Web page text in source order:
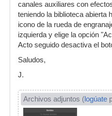
canales auxiliares con
teniendo la biblioteca abierta
icono de la rueda de
izquierda y elige la opción
Acto seguido desactiva el
Saludos,
J.
Archivos adjuntos (logúate